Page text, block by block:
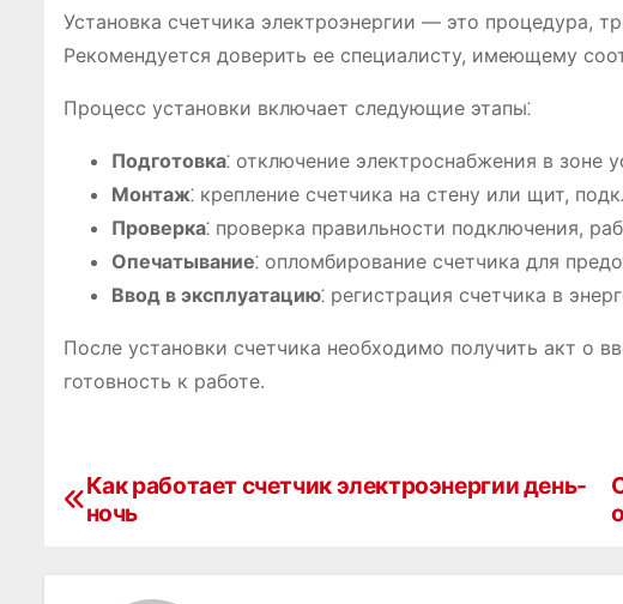
Установка счетчика электроэнергии ― это процедура,
Рекомендуется доверить ее специалисту, имеющему
Процесс установки включает следующие этапы⁚
Подготовка⁚ отключение электроснабжения в зоне
Монтаж⁚ крепление счетчика на стену или щит,
Проверка⁚ проверка правильности подключения,
Опечатывание⁚ опломбирование счетчика для
Ввод в эксплуатацию⁚ регистрация счетчика в
После установки счетчика необходимо получить акт о
готовность к работе․
НКак работает счетчик электроэнергии день-
ночь